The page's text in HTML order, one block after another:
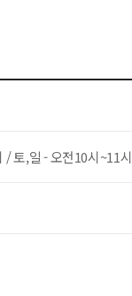
/ 토,일 - 오전10시~11시